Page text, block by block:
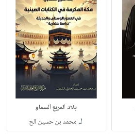
بلاد المربع السماو
لـ محمد بن حسين الح